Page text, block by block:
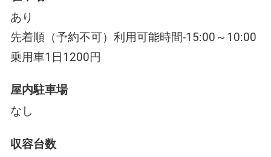
あり
先着順（予約不可）利用可能時間-15:00～10:00
乗用車1日1200円
屋内駐車場
なし
収容台数